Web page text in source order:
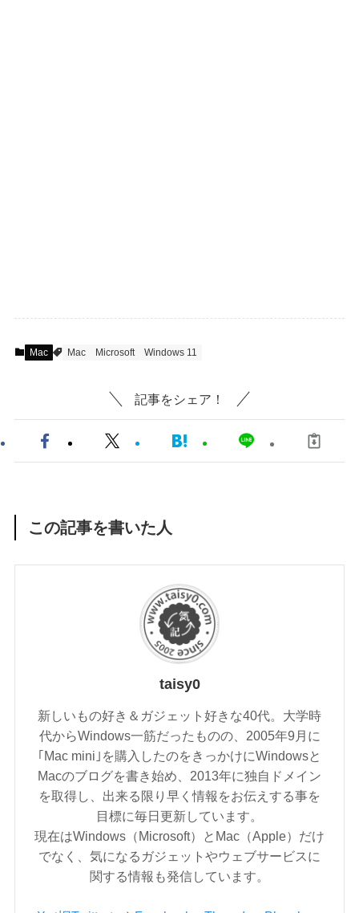
Mac Mac Microsoft Windows 11
記事をシェア！
この記事を書いた人
taisy0
新しいもの好き＆ガジェット好きな40代。大学時
代からWindows一筋だったものの、2005年9月に
｢Mac mini｣を購入したのをきっかけにWindowsと
Macのブログを書き始め、2013年に独自ドメイン
を取得し、出来る限り早く情報をお伝えする事を
目標に毎日更新しています。
現在はWindows（Microsoft）とMac（Apple）だけ
でなく、気になるガジェットやウェブサービスに
関する情報も発信しています。